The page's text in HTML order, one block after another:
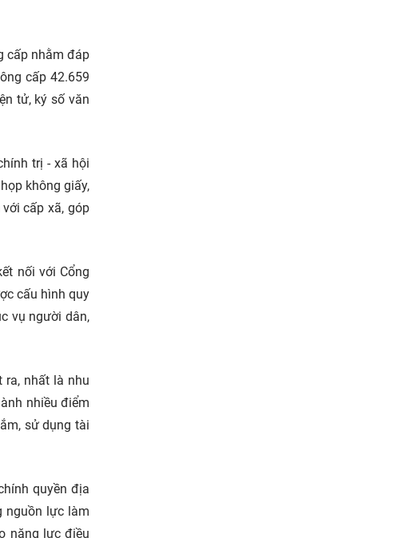
cấp nhằm đáp
cấp 42.659
tử, ký số văn
trị - xã hội
không giấy,
cấp xã, góp
nối với Cổng
cấu hình quy
vụ người dân,
ra, nhất là nhu
nhiều điểm
sử dụng tài
quyền địa
nguồn lực làm
năng lực điều